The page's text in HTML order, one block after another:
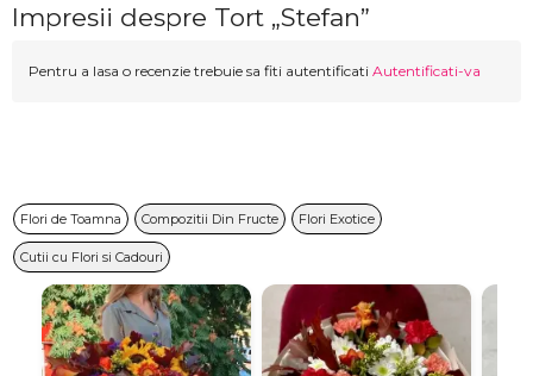
Impresii despre Tort „Stefan”
Pentru a lasa o recenzie trebuie sa fiti autentificati Autentificati-va
Flori de Toamna Compozitii Din Fructe Flori Exotice
Cutii cu Flori si Cadouri